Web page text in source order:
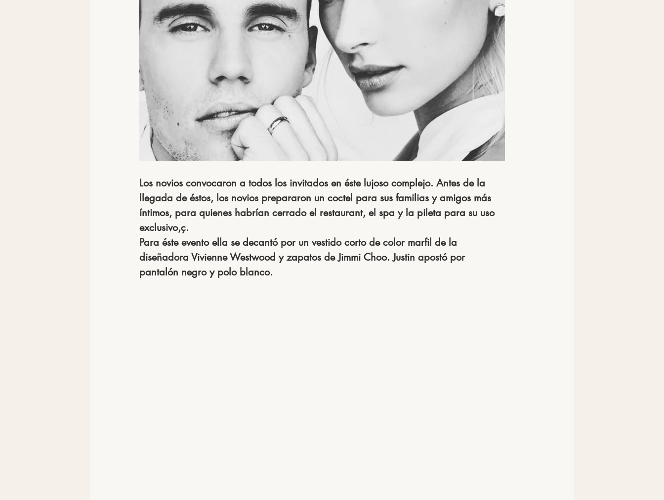
Los novios convocaron a todos los invitados en éste lujoso complejo. Antes de la
llegada de éstos, los novios prepararon un coctel para sus familias y amigos más
íntimos, para quienes habrían cerrado el restaurant, el spa y la pileta para su uso
exclusivo,ç.
Para éste evento ella se decantó por un vestido corto de color marfil de la
diseñadora Vivienne Westwood y zapatos de Jimmi Choo. Justin apostó por
pantalón negro y polo blanco.